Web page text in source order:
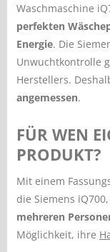
Waschmaschine
perfekten
Energie. Die
Unwuchtkontrolle
Herstellers.
angemessen.
FÜR WEN
PRODUKT?
Mit einem
die Siemens
mehreren
Möglichkeit, ihre